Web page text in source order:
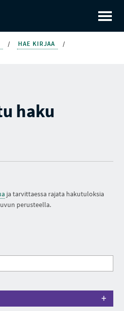
/ HAE KIRJAA
/
haku
ja tarvittaessa rajata hakutuloksia
perusteella.